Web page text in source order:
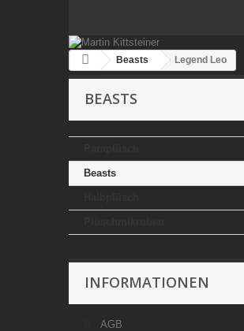
Beasts Legend Leo
BEASTS
Beasts
INFORMATIONEN
AGB